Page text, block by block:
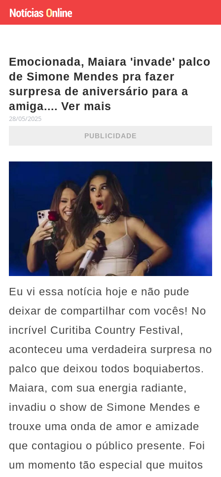
Emocionada, Maiara 'invade' palco
de Simone Mendes pra fazer
surpresa de aniversário para a
amiga.... Ver mais
28/05/2025
PUBLICIDADE
Eu vi essa notícia hoje e não pude
deixar de compartilhar com vocês! No
incrível Curitiba Country Festival,
aconteceu uma verdadeira surpresa no
palco que deixou todos boquiabertos.
Maiara, com sua energia radiante,
invadiu o show de Simone Mendes e
trouxe uma onda de amor e amizade
que contagiou o público presente. Foi
um momento tão especial que muitos